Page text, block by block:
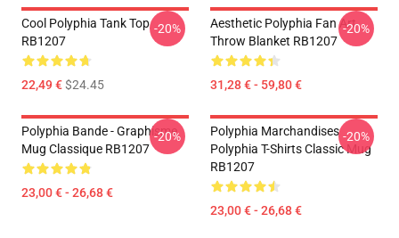
Cool Polyphia Tank Top
RB1207
22,49 €$24.45
-20%
Aesthetic Polyphia Fan Art
Throw Blanket RB1207
31,28 € - 59,80 €
-20%
Polyphia Bande - Graphisme
Mug Classique RB1207
23,00 € - 26,68 €
-20%
Polyphia Marchandises
Polyphia T-Shirts Classic Mug
RB1207
23,00 € - 26,68 €
-20%